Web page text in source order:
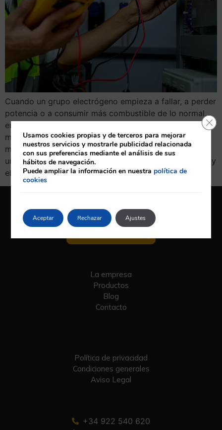
Cuando un grupo electrógeno empieza a fallar, a perder
potencia o a consumir más combustible de lo normal,
en muchos casos el origen del problema está en el
mismo punto: el sistema de inyección. Aunque para
muchos usuarios pasa desapercibido, este sistema es
uno de los componentes más críticos del motor diésel y
el responsable […]
La empresa
Productos
Blog
Contacto
Política de privacidad
Condiciones generales
Aviso Legal
+34 922 540 620
Usamos cookies propias y de terceros para mejorar
nuestros servicios y mostrarle publicidad relacionada
con sus preferencias mediante el análisis de sus
hábitos de navegación.
Puede ampliar la información en nuestra política de
cookies
Aceptar Rechazar Ajustes